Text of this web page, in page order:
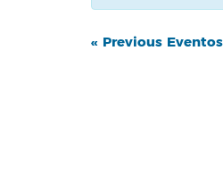
Eventos
Eventos
« Previous Eventos